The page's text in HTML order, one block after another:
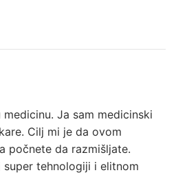
medicinu. Ja sam medicinski
Cilj mi je da ovom
počnete da razmišljate.
tehnologiji i elitnom